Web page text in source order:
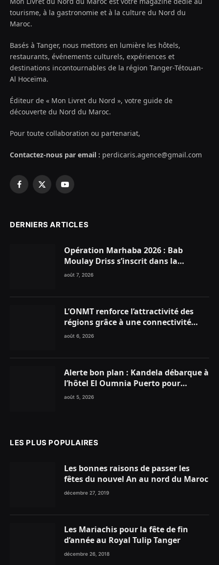
tourisme, à la gastronomie et à la culture du Nord du
Maroc.
Basés à Tanger, nous mettons en lumière les hôtels,
restaurants, événements culturels, expériences et
destinations incontournables de la région Tanger-Tétouan-
Al Hoceïma.
Éditeur de « Mon Livret du Nord », votre guide de
découverte du Nord du Maroc.
Pour toute collaboration ou partenariat,
Contactez-nous par email : perdicaris.agence@gmail.com
Facebook
X
YouTube
DERNIERS ARTICLES
Opération Marhaba 2026 : Bab
Moulay Driss s’inscrit dans la
dynamique nationale en faveur des
août 7, 2026
L’ONMT renforce l’attractivité des
régions grâce à une connectivité
aérienne historique de Ryanair
août 6, 2026
Alerte bon plan : Kandela débarque à
l’hôtel El Oumnia Puerto pour
enflammer le Chiringuito Malibu
août 5, 2026
LES PLUS POPULAIRES
Les bonnes raisons de passer les
fêtes du nouvel An au nord du Maroc
décembre 27, 2019
Les Mariachis pour la fête de fin
d’année au Royal Tulip Tanger
décembre 26, 2018